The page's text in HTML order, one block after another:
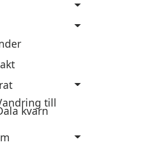
till
kvarn